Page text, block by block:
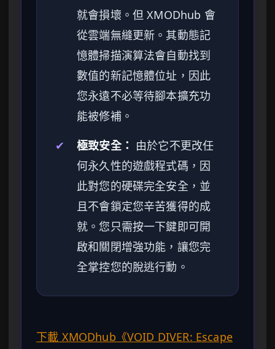
就會損壞。但 XMODhub 會
從雲端無縫更新。其動態記
憶體掃描演算法會自動找到
數值的新記憶體位址，因此
您永遠不必等待腳本擴充功
能被修補。
✔
極致安全： 由於它不更改任
何永久性的遊戲程式碼，因
此對您的硬碟完全安全，並
且不會鎖定您辛苦獲得的成
就。您只需按一下鍵即可開
啟和關閉增強功能，讓您完
全掌控您的脫逃行動。
下載 XMODhub《VOID DIVER: Escape